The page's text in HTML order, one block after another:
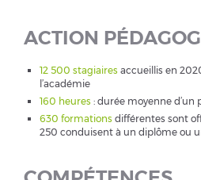
ACTION
12 500 stagiaires accueillis en
l’académie
160 heures : durée moyenne
630 formations différentes sont
250 conduisent à un diplôme ou